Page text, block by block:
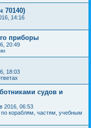
70140)
14:16
приборы
20:49
18:03
судов и
2016, 06:53
кораблям, частям, учебным